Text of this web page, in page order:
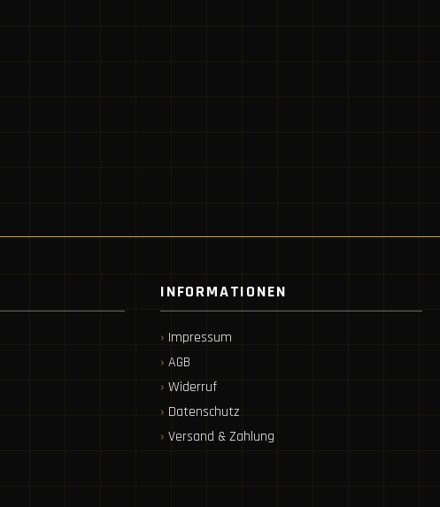
INFORMATIONEN
Impressum
AGB
Widerruf
Datenschutz
Versand & Zahlung